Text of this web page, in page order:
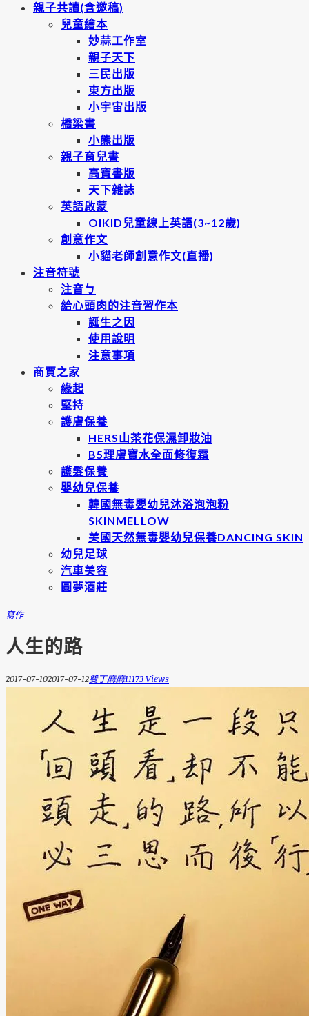
親子共讀(含邀稿)
兒童繪本
妙蒜工作室
親子天下
三民出版
東方出版
小宇宙出版
橋梁書
小熊出版
親子育兒書
高寶書版
天下雜誌
英語啟蒙
OIKID兒童線上英語(3~12歲)
創意作文
小貓老師創意作文(直播)
注音符號
注音ㄅ
給心頭肉的注音習作本
誕生之因
使用說明
注意事項
商賈之家
緣起
堅持
護膚保養
HERS山茶花保濕卸妝油
B5理膚寶水全面修復霜
護髮保養
嬰幼兒保養
韓國無毒嬰幼兒沐浴泡泡粉
SKINMELLOW
美國天然無毒嬰幼兒保養DANCING SKIN
幼兒足球
汽車美容
圓夢酒莊
寫作
人生的路
2017-07-102017-07-12雙丁麻麻11173 Views